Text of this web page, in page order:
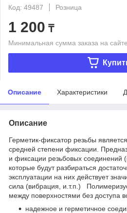
Код: 49487
Розница
1 200 ₸
Минимальная сумма заказа на
Описание Характеристики
Описание
Герметик-фиксатор резьбы
средней степени фиксации.
и фиксации резьбовых соединений
которые будут разбираться
эксплуатации на них действует
сила (вибрация, и.т.п.)
между поверхностями без доступа
надежное и герметичное